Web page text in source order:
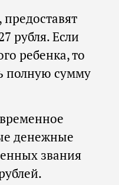
рубля. Если
ребенка, то
полную сумму
денежные
звания